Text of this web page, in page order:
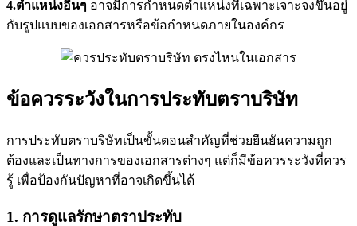
4.ตำแหน่งอื่นๆ อาจมีการกำหนดตำแหน่งที่เฉพาะเจาะจงขึ้นอยู่
กับรูปแบบของเอกสารหรือข้อกำหนดภายในองค์กร
ข้อควรระวังในการประทับตราบริษัท
การประทับตราบริษัทเป็นขั้นตอนสำคัญที่ช่วยยืนยันความถูก
ต้องและเป็นทางการของเอกสารต่างๆ แต่ก็มีข้อควรระวังที่ควร
รู้ เพื่อป้องกันปัญหาที่อาจเกิดขึ้นได้
1. การดูแลรักษาตราประทับ